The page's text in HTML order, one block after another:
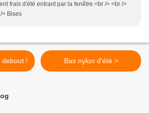
frais d'été entrant par la fenêtre.<br /> <br />
> Bises
debout ! Bas nylon d'été >